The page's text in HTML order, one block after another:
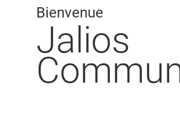
Bienvenue
Jalios